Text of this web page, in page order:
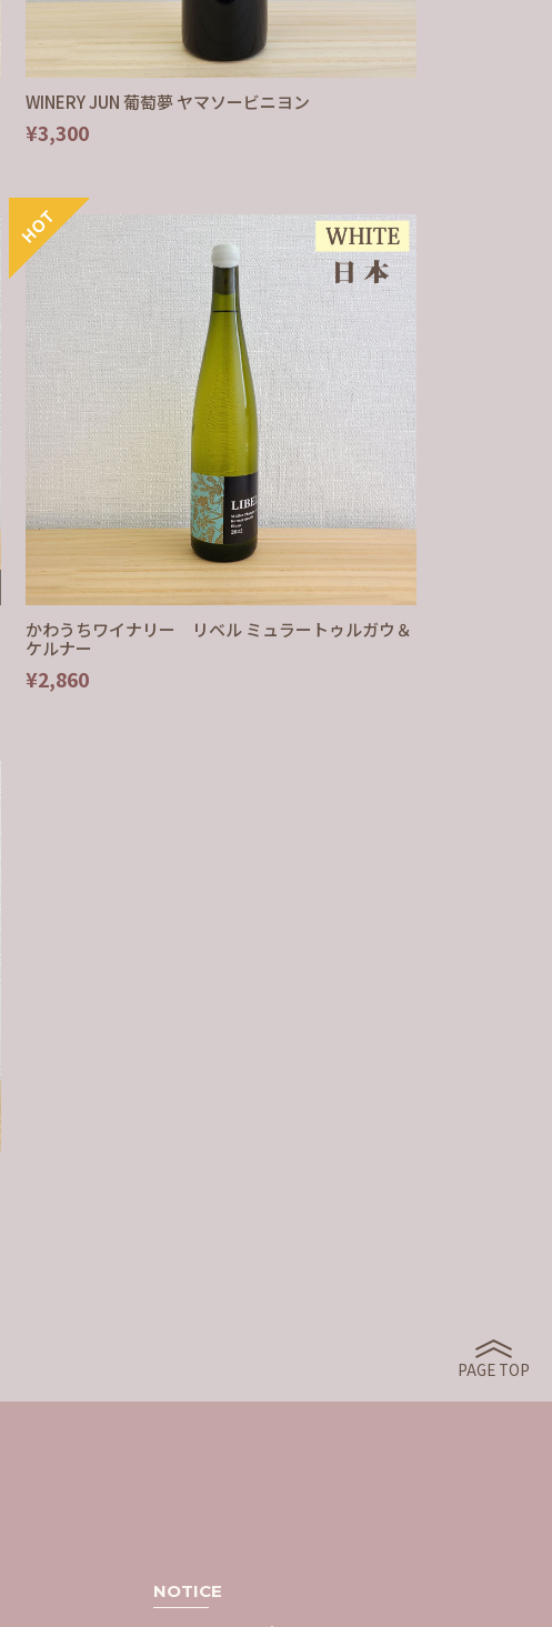
WINERY JUN 葡萄夢 ヤマソービニヨン
¥3,300
かわうちワイナリー リベル ミュラートゥルガウ＆
ケルナー
¥2,860
PAGE TOP
NOTICE